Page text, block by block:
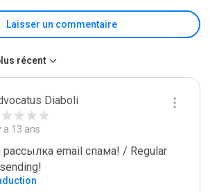
Laisser un commentaire
récent
Diaboli
a 13 ans
рассылка email спама! / Regular